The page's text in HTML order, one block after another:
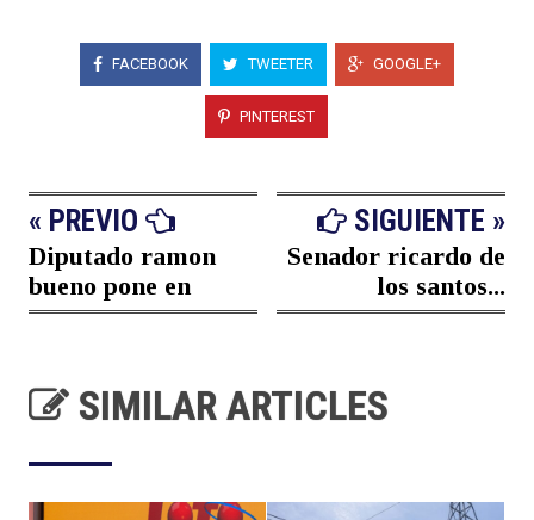
FACEBOOK TWEETER GOOGLE+
PINTEREST
« PREVIO
Diputado ramon
bueno pone en
SIGUIENTE »
Senador ricardo de
los santos...
SIMILAR ARTICLES